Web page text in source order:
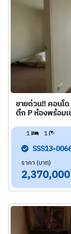
ขายด่วน!! คอนโ
ตึก P ห้องพร้อมเ
1 1
SSS13-
ราคา (บาท)
2,370,000